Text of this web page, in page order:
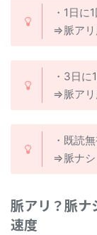
・1日に
⇒脈ア
・3日に
⇒脈アリ
・既読
⇒脈ナシ
脈アリ？脈
速度